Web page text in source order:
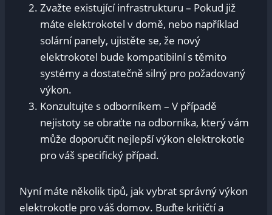
Zvažte existující infrastrukturu – Pokud již
máte elektrokotel v domě, nebo například
solární panely, ujistěte se, že nový
elektrokotel bude kompatibilní s těmito
systémy a dostatečně silný pro požadovaný
výkon.
Konzultujte s odborníkem – V případě
nejistoty se obraťte na odborníka, který vám
může doporučit nejlepší výkon elektrokotle
pro váš specifický případ.
Nyní máte několik tipů, jak vybrat správný výkon
elektrokotle pro váš domov. Buďte kritičtí a